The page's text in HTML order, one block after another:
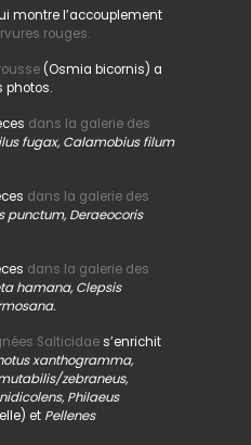
montre l’accouplement
rouges.
(Osmia bicornis) a
photos.
dans la galerie des
fugax, Calamobius filum
dans la galerie des
punctum, Deraeocoris
dans la galerie des
hamana, Clepsis
Salticidaes’enrichit
xanthogramma,
zebraneus,
Philaeus
et Pellenes